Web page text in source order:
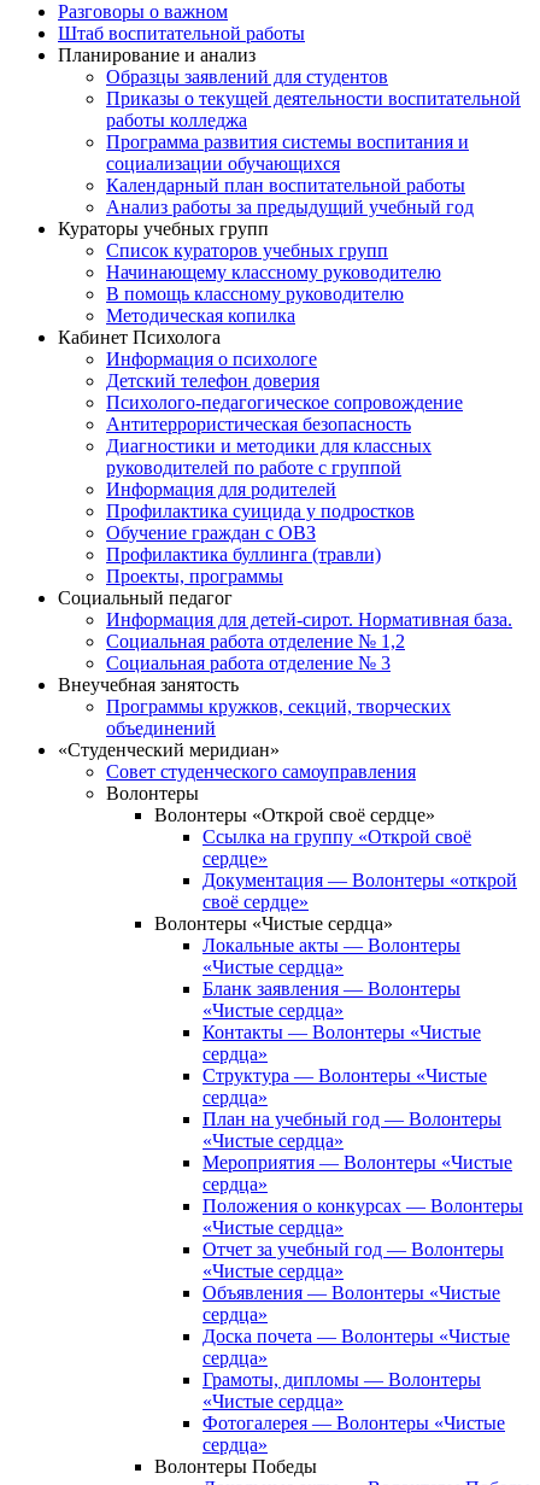
Разговоры о важном
Штаб воспитательной работы
Планирование и анализ
Образцы заявлений для студентов
Приказы о текущей деятельности воспитательной
работы колледжа
Программа развития системы воспитания и
социализации обучающихся
Календарный план воспитательной работы
Анализ работы за предыдущий учебный год
Кураторы учебных групп
Список кураторов учебных групп
Начинающему классному руководителю
В помощь классному руководителю
Методическая копилка
Кабинет Психолога
Информация о психологе
Детский телефон доверия
Психолого-педагогическое сопровождение
Антитеррористическая безопасность
Диагностики и методики для классных
руководителей по работе с группой
Информация для родителей
Профилактика суицида у подростков
Обучение граждан с ОВЗ
Профилактика буллинга (травли)
Проекты, программы
Социальный педагог
Информация для детей-сирот. Нормативная база.
Социальная работа отделение № 1,2
Социальная работа отделение № 3
Внеучебная занятость
Программы кружков, секций, творческих
объединений
«Студенческий меридиан»
Совет студенческого самоуправления
Волонтеры
Волонтеры «Открой своё сердце»
Ссылка на группу «Открой своё
сердце»
Документация — Волонтеры «открой
своё сердце»
Волонтеры «Чистые сердца»
Локальные акты — Волонтеры
«Чистые сердца»
Бланк заявления — Волонтеры
«Чистые сердца»
Контакты — Волонтеры «Чистые
сердца»
Структура — Волонтеры «Чистые
сердца»
План на учебный год — Волонтеры
«Чистые сердца»
Мероприятия — Волонтеры «Чистые
сердца»
Положения о конкурсах — Волонтеры
«Чистые сердца»
Отчет за учебный год — Волонтеры
«Чистые сердца»
Объявления — Волонтеры «Чистые
сердца»
Доска почета — Волонтеры «Чистые
сердца»
Грамоты, дипломы — Волонтеры
«Чистые сердца»
Фотогалерея — Волонтеры «Чистые
сердца»
Волонтеры Победы